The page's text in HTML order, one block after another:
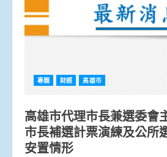
專題 財經 高雄市
高雄市代理市長兼選委會
市長補選計票演練及公所
安置情形